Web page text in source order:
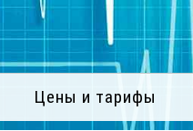
Цены и тарифы